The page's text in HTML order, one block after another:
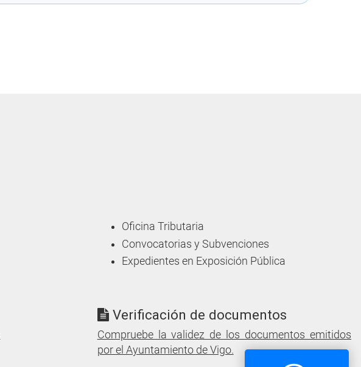
Oficina Tributaria
Convocatorias y Subvenciones
Expedientes en Exposición Pública
Verificación de documentos
Compruebe la validez de los documentos emitidos
por el Ayuntamiento de Vigo.